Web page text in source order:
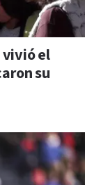
vivió el
su